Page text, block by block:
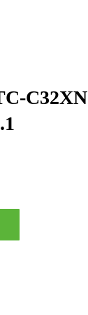
C32XN